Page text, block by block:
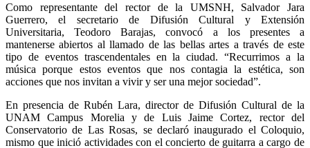
Como representante del rector de la UMSNH, Salvador Jara
Guerrero, el secretario de Difusión Cultural y Extensión
Universitaria, Teodoro Barajas, convocó a los presentes a
mantenerse abiertos al llamado de las bellas artes a través de este
tipo de eventos trascendentales en la ciudad. “Recurrimos a la
música porque estos eventos que nos contagia la estética, son
acciones que nos invitan a vivir y ser una mejor sociedad”.
En presencia de Rubén Lara, director de Difusión Cultural de la
UNAM Campus Morelia y de Luis Jaime Cortez, rector del
Conservatorio de Las Rosas, se declaró inaugurado el Coloquio,
mismo que inició actividades con el concierto de guitarra a cargo de